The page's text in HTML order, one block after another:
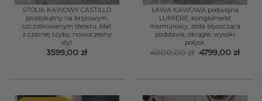
STOLIK KAWOWY CASTILLO
prostokątny na brązowym,
szczotkowanym stelażu, blat
z czarnej szyby, nowoczesny
styl
3599,00 zł
ŁAWA KAWOWA podwójna
LUMIERE, konglomerat
marmurowy, złota błyszcząca
podstawa, okrągła, wysoki
połysk
4900,00zł Pierwotna
cena
4799,00 zł